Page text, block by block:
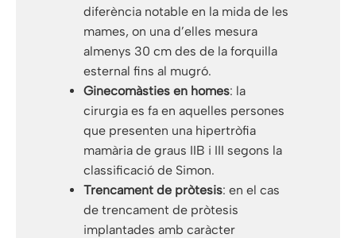
diferència notable en la mida de les
mames, on una d’elles mesura
almenys 30 cm des de la forquilla
esternal fins al mugró.
Ginecomàsties en homes: la
cirurgia es fa en aquelles persones
que presenten una hipertròfia
mamària de graus IIB i III segons la
classificació de Simon.
Trencament de pròtesis: en el cas
de trencament de pròtesis
implantades amb caràcter